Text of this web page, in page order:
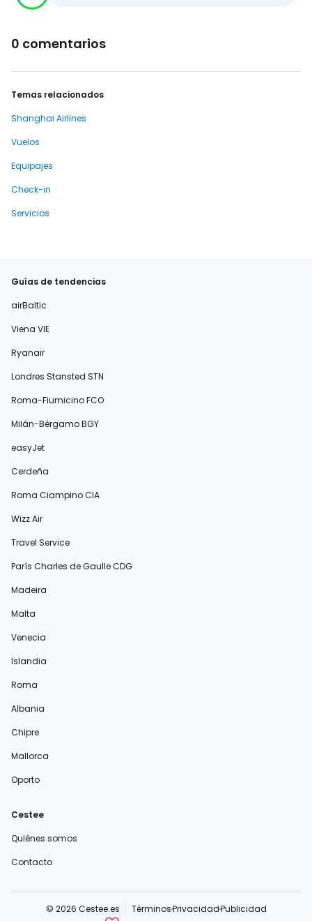
0 comentarios
Temas relacionados
Shanghai Airlines
Vuelos
Equipajes
Check-in
Servicios
Guías de tendencias
airBaltic
Viena VIE
Ryanair
Londres Stansted STN
Roma-Fiumicino FCO
Milán-Bérgamo BGY
easyJet
Cerdeña
Roma Ciampino CIA
Wizz Air
Travel Service
París Charles de Gaulle CDG
Madeira
Malta
Venecia
Islandia
Roma
Albania
Chipre
Mallorca
Oporto
Cestee
Quiénes somos
Contacto
© 2026 Cestee.es TérminosPrivacidadPublicidad